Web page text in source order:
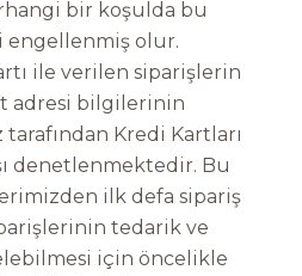
bir koşulda bu
olur.
ile verilen siparişlerin
adresi bilgilerinin
Kredi Kartları
denetlenmektedir. Bu
ilk defa sipariş
tedarik ve
için öncelikle